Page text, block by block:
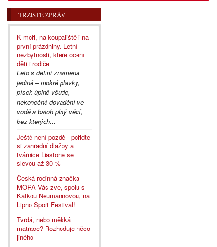
TRŽIŠTĚ ZPRÁV
K moři, na koupaliště i na
první prázdniny. Letní
nezbytnosti, které ocení
děti i rodiče
Léto s dětmi znamená
jediné – mokré plavky,
písek úplně všude,
nekonečné dovádění ve
vodě a batoh plný věcí,
bez kterých...
Ještě není pozdě - pořiďte
si zahradní dlažby a
tvárnice Liastone se
slevou až 30 %
Česká rodinná značka
MORA Vás zve, spolu s
Katkou Neumannovou, na
Lipno Sport Festival!
Tvrdá, nebo měkká
matrace? Rozhoduje něco
jiného